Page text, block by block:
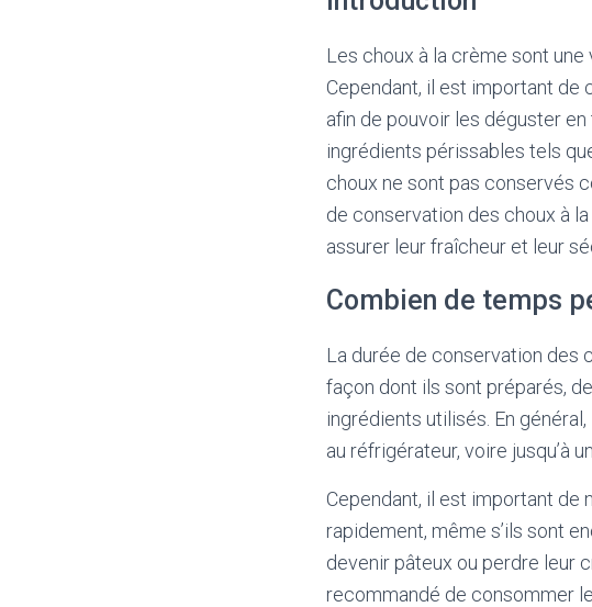
Les choux à la crème sont
Cependant, il est important
afin de pouvoir les déguster
ingrédients périssables tels
choux ne sont pas conservés
de conservation des choux à
assurer leur fraîcheur et leur
Combien de temps
La durée de conservation des
façon dont ils sont préparés,
ingrédients utilisés. En
au réfrigérateur, voire jusqu’à
Cependant, il est important de
rapidement, même s’ils sont
devenir pâteux ou perdre leur
recommandé de consommer